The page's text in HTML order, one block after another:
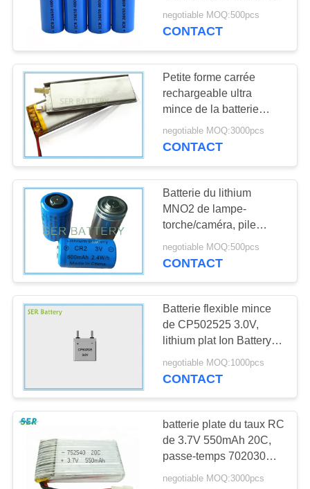
Batterie au lithium
LifePO4
12
Paquet électrique
de batterie de vélo
Batterie de voiture
torche/torche électrique
negotiable MOQ:500pcs
CONTACT
Petite forme carrée
rechargeable ultra
mince de la batterie
583040 3.7V 700mAh
de polymère de lithium
negotiable MOQ:3000pcs
CONTACT
Batterie du lithium
MNO2 de lampe-
torche/caméra, pile
CR15270/CR2 3.0V de
lithium
negotiable MOQ:500pcs
CONTACT
Batterie flexible mince
de CP502525 3.0V,
lithium plat Ion Battery
Pack For RFID/jouet
électronique
negotiable MOQ:1000pcs
CONTACT
batterie plate du taux RC
de 3.7V 550mAh 20C,
passe-temps 702030
micro de la
negotiable MOQ:3000pcs